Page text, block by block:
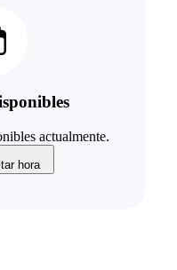
actualmente.
hora